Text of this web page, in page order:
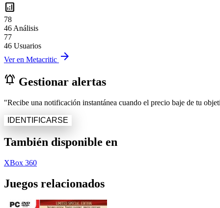
analytics
78
46 Análisis
77
46 Usuarios
Ver en Metacritic arrow_forward
notifications_active Gestionar alertas
"Recibe una notificación instantánea cuando el precio baje de tu
IDENTIFICARSE
También disponible en
XBox 360
Juegos relacionados